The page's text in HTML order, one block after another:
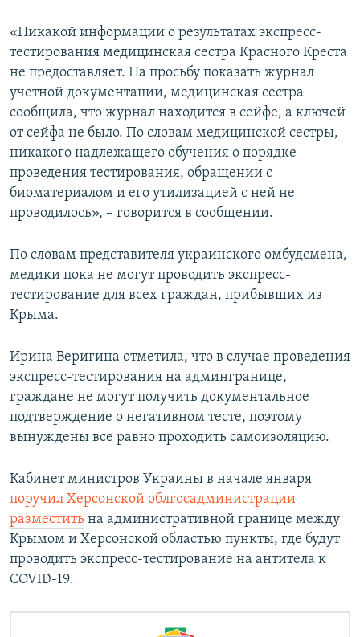
«Никакой информации о результатах экспресс-
тестирования медицинская сестра Красного Креста
не предоставляет. На просьбу показать журнал
учетной документации, медицинская сестра
сообщила, что журнал находится в сейфе, а ключей
от сейфа не было. По словам медицинской сестры,
никакого надлежащего обучения о порядке
проведения тестирования, обращении с
биоматериалом и его утилизацией с ней не
проводилось», – говорится в сообщении.
По словам представителя украинского омбудсмена,
медики пока не могут проводить экспресс-
тестирование для всех граждан, прибывших из
Крыма.
Ирина Веригина отметила, что в случае проведения
экспресс-тестирования на админгранице,
граждане не могут получить документальное
подтверждение о негативном тесте, поэтому
вынуждены все равно проходить самоизоляцию.
Кабинет министров Украины в начале января
поручил Херсонской облгосадминистрации
разместить на административной границе между
Крымом и Херсонской областью пункты, где будут
проводить экспресс-тестирование на антитела к
COVID-19.